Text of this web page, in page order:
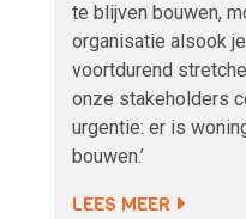
te blijven bouwen,
organisatie alsook
voortdurend
onze stakeholders
urgentie: er is
bouwen.’
LEES MEER